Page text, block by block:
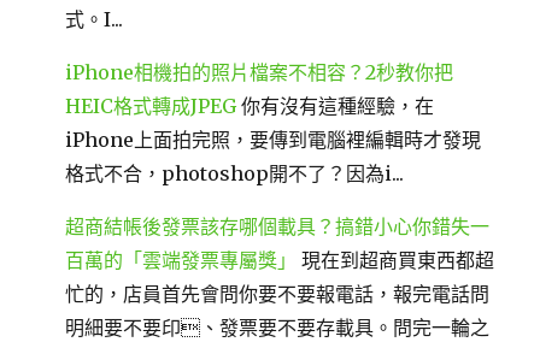
式。I...
iPhone相機拍的照片檔案不相容？2秒教你把
HEIC格式轉成JPEG 你有沒有這種經驗，在
iPhone上面拍完照，要傳到電腦裡編輯時才發現
格式不合，photoshop開不了？因為i...
超商結帳後發票該存哪個載具？搞錯小心你錯失一
百萬的「雲端發票專屬獎」
現在到超商買東西都超
忙的，店員首先會問你要不要報電話，報完電話問
明細要不要印、發票要不要存載具。問完一輪之